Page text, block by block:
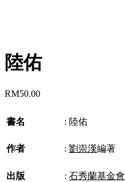
陸佑
RM50.00
書名 : 陸佑
作者 : 劉崇漢編著
出版 : 石秀蘭基金會